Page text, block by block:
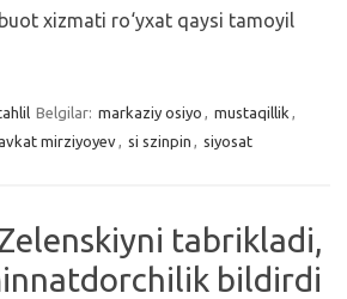
xizmati ro‘yxat qaysi tamoyil
Belgilar: markaziy osiyo , mustaqillik ,
mirziyoyev, si szinpin , siyosat
tabrikladi,
bildirdi